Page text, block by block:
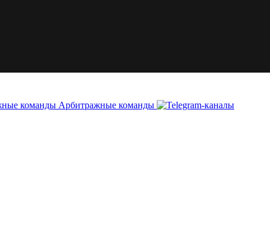
Арбитражные команды